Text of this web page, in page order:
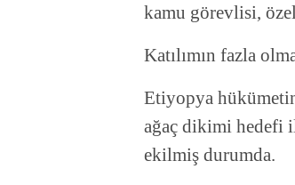
kamu görevlisi,
Katılımın fazla
Etiyopya
ağaç dikimi hedefi
ekilmiş durumda.